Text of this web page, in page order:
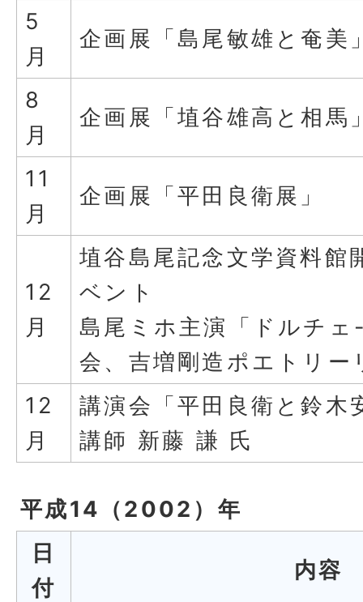
5
月
企画展「島尾敏雄と奄美
8
月
企画展「埴谷雄高と相馬
11
月
企画展「平田良衛展」
12
月
埴谷島尾記念文学資料館
ベント
島尾ミホ主演「ドルチ
会、吉増剛造ポエトリー
12
月
講演会「平田良衛と鈴木
講師 新藤 謙 氏
平成14（2002）年
日
付
内容